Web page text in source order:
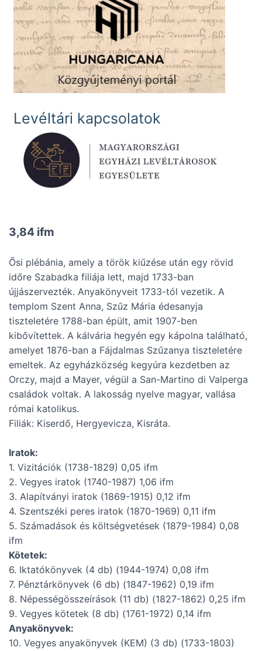
Levéltári kapcsolatok
3,84 ifm
Ősi plébánia, amely a török kiűzése után egy rövid
időre Szabadka filiája lett, majd 1733-ban
újjászervezték. Anyakönyveit 1733-tól vezetik. A
templom Szent Anna, Szűz Mária édesanyja
tiszteletére 1788-ban épült, amit 1907-ben
kibővítettek. A kálvária hegyén egy kápolna található,
amelyet 1876-ban a Fájdalmas Szűzanya tiszteletére
emeltek. Az egyházközség kegyúra kezdetben az
Orczy, majd a Mayer, végül a San-Martino di Valperga
családok voltak. A lakosság nyelve magyar, vallása
római katolikus.
Filiák: Kiserdő, Hergyevicza, Kisráta.
Iratok:
1. Vizitációk (1738-1829) 0,05 ifm
2. Vegyes iratok (1740-1987) 1,06 ifm
3. Alapítványi iratok (1869-1915) 0,12 ifm
4. Szentszéki peres iratok (1870-1969) 0,11 ifm
5. Számadások és költségvetések (1879-1984) 0,08
ifm
Kötetek:
6. Iktatókönyvek (4 db) (1944-1974) 0,08 ifm
7. Pénztárkönyvek (6 db) (1847-1962) 0,19 ifm
8. Népességösszeírások (11 db) (1827-1862) 0,25 ifm
9. Vegyes kötetek (8 db) (1761-1972) 0,14 ifm
Anyakönyvek:
10. Vegyes anyakönyvek (KEM) (3 db) (1733-1803)